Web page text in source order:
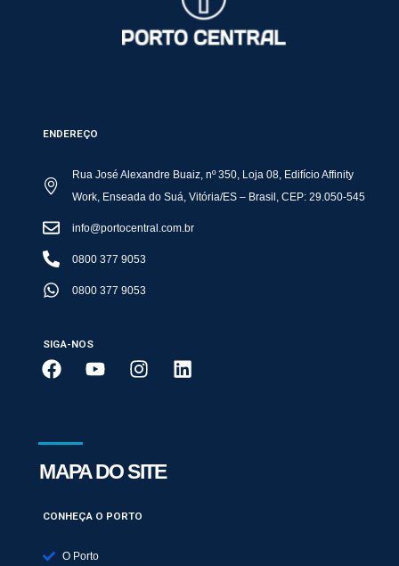
ENDEREÇO
Rua José Alexandre Buaiz, nº 350, Loja 08, Edifício Affinity
Work, Enseada do Suá, Vitória/ES – Brasil, CEP: 29.050-545
info@portocentral.com.br
0800 377 9053
0800 377 9053
SIGA-NOS
MAPA DO SITE
CONHEÇA O PORTO
O Porto